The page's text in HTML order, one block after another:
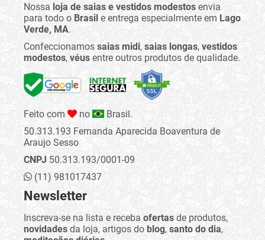
Nossa loja de saias e vestidos modestos envia
para todo o Brasil e entrega especialmente em Lago
Verde, MA.
Confeccionamos saias midi, saias longas, vestidos
modestos, véus entre outros produtos de qualidade.
Feito com no
Brasil.
50.313.193 Fernanda Aparecida Boaventura de
Araujo Sesso
CNPJ 50.313.193/0001-09
(11) 981017437
Newsletter
Inscreva-se na lista e receba ofertas de produtos,
novidades da loja, artigos do blog, santo do dia,